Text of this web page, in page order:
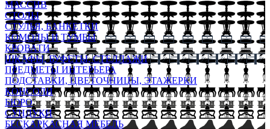
МАССИВ
СТОЛЫ
СТУЛЬЯ, БАНКЕТКИ
КОМОДЫ И ТУМБЫ
КРОВАТИ
ШКАФЫ, БУФЕТЫ, СТЕЛЛАЖИ
ПРЕДМЕТЫ ИНТЕРЬЕРА
ПОДСТАВКИ, ЦВЕТОЧНИЦЫ, ЭТАЖЕРКИ
КОНСОЛИ
БЮРО
СУНДУКИ
БЕСКАРКАСНАЯ МЕБЕЛЬ